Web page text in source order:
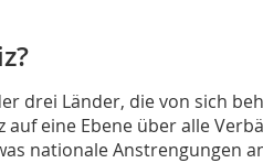
drei Länder, die von sich
auf eine Ebene über alle
nationale Anstrengungen